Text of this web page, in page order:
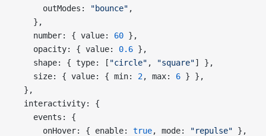
      outModes:
"bounce" ,
    },
    number: { value:
60 },
    opacity: { value:
0.6 },
    shape: { type: [
"circle" , "square"] },
    size: { value: { min:
2, max: 6 } },
  },
  interactivity: {
    events: {
      onHover: { enable:
true, mode: "repulse" },